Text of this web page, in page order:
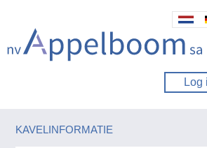
Log
KAVELINFORMATIE